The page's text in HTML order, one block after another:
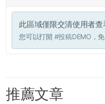
此區域僅限交清使用者查
您可以打開 #投稿DEMO ，
推薦文章